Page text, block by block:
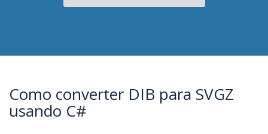
Como converter DIB para SVGZ
usando C#